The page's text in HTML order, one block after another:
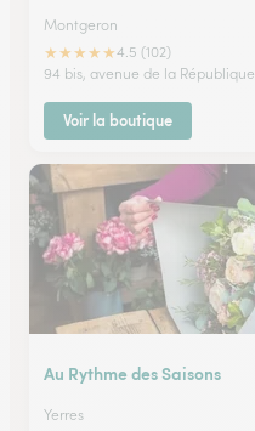
Montgeron
★★★★★4.5 (102)
94 bis, avenue de la République
Voir la boutique
Au Rythme des Saisons
Yerres